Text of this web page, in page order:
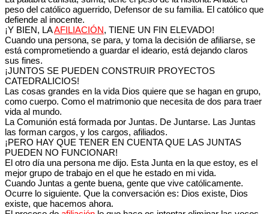
peso del católico aguerrido, Defensor de su familia. El católico que
defiende al inocente.
¡Y BIEN, LAAFILIACIÓN, TIENE UN FIN ELEVADO!
Cuando una persona, se para, y toma la decisión de afiliarse, se
está comprometiendo a guardar el ideario, está dejando claros
sus fines.
¡JUNTOS SE PUEDEN CONSTRUIR PROYECTOS
CATEDRALICIOS!
Las cosas grandes en la vida Dios quiere que se hagan en grupo,
como cuerpo. Como el matrimonio que necesita de dos para traer
vida al mundo.
La Comunión está formada por Juntas. De Juntarse. Las Juntas
las forman cargos, y los cargos, afiliados.
¡PERO HAY QUE TENER EN CUENTA QUE LAS JUNTAS
PUEDEN NO FUNCIONAR!
El otro día una persona me dijo. Esta Junta en la que estoy, es el
mejor grupo de trabajo en el que he estado en mi vida.
Cuando Juntas a gente buena, gente que vive católicamente.
Ocurre lo siguiente. Que la conversación es: Dios existe, Dios
existe, que hacemos ahora.